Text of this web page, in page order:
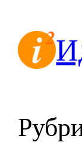
содержимому